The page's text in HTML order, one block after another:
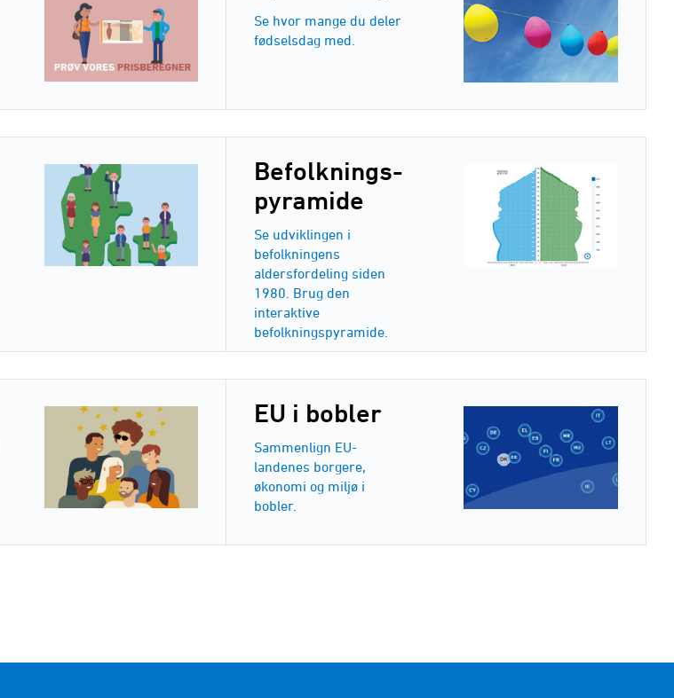
Se hvor mange du deler
fødselsdag med.
Befolknings­
pyramide
Se udviklingen i
befolkningens
aldersfordeling siden
1980. Brug den
interaktive
befolkningspyramide.
EU i bobler
Sammenlign EU-
landenes borgere,
økonomi og miljø i
bobler.